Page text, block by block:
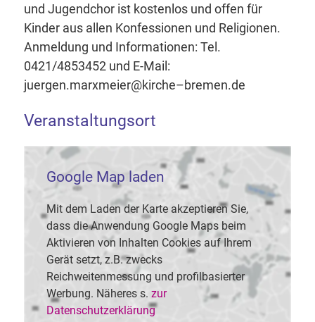
und Jugendchor ist kostenlos und offen für
Kinder aus allen Konfessionen und Religionen.
Anmeldung und Informationen: Tel.
0421/4853452 und E-Mail:
juergen.marxmeier@kirche–bremen.de
Veranstaltungsort
Google Map laden
Mit dem Laden der Karte akzeptieren Sie,
dass die Anwendung Google Maps beim
Aktivieren von Inhalten Cookies auf Ihrem
Gerät setzt, z.B. zwecks
Reichweitenmessung und profilbasierter
Werbung. Näheres s. zur
Datenschutzerklärung